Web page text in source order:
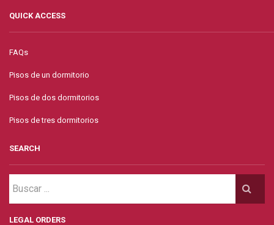
QUICK ACCESS
FAQs
Pisos de un dormitorio
Pisos de dos dormitorios
Pisos de tres dormitorios
SEARCH
LEGAL ORDERS